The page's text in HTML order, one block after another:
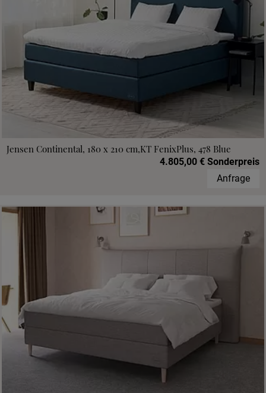
Jensen Continental, 180 x 210 cm,KT FenixPlus, 478 Blue
4.805,00 € Sonderpreis
Anfrage